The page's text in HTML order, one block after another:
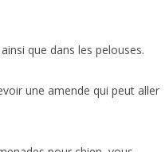
que dans les pelouses.
une amende qui peut aller